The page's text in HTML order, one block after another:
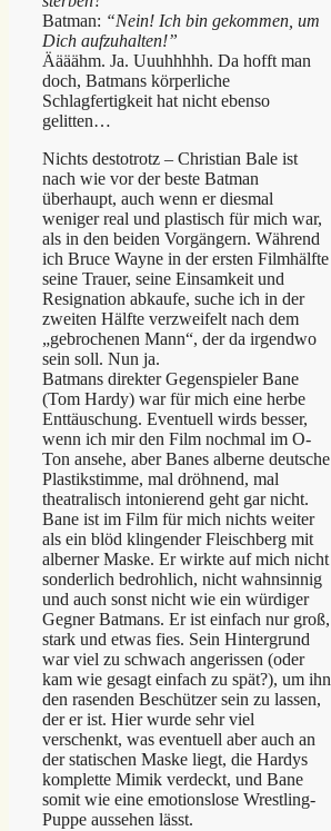
Batman: “Nein! Ich bin gekommen, um
Dich aufzuhalten!”
Äääähm. Ja. Uuuhhhhh. Da hofft man
doch, Batmans körperliche
Schlagfertigkeit hat nicht ebenso
gelitten…
Nichts destotrotz – Christian Bale ist
nach wie vor der beste Batman
überhaupt, auch wenn er diesmal
weniger real und plastisch für mich war,
als in den beiden Vorgängern. Während
ich Bruce Wayne in der ersten Filmhälfte
seine Trauer, seine Einsamkeit und
Resignation abkaufe, suche ich in der
zweiten Hälfte verzweifelt nach dem
„gebrochenen Mann“, der da irgendwo
sein soll. Nun ja.
Batmans direkter Gegenspieler Bane
(Tom Hardy) war für mich eine herbe
Enttäuschung. Eventuell wirds besser,
wenn ich mir den Film nochmal im O-
Ton ansehe, aber Banes alberne deutsche
Plastikstimme, mal dröhnend, mal
theatralisch intonierend geht gar nicht.
Bane ist im Film für mich nichts weiter
als ein blöd klingender Fleischberg mit
alberner Maske. Er wirkte auf mich nicht
sonderlich bedrohlich, nicht wahnsinnig
und auch sonst nicht wie ein würdiger
Gegner Batmans. Er ist einfach nur groß,
stark und etwas fies. Sein Hintergrund
war viel zu schwach angerissen (oder
kam wie gesagt einfach zu spät?), um ihn
den rasenden Beschützer sein zu lassen,
der er ist. Hier wurde sehr viel
verschenkt, was eventuell aber auch an
der statischen Maske liegt, die Hardys
komplette Mimik verdeckt, und Bane
somit wie eine emotionslose Wrestling-
Puppe aussehen lässt.